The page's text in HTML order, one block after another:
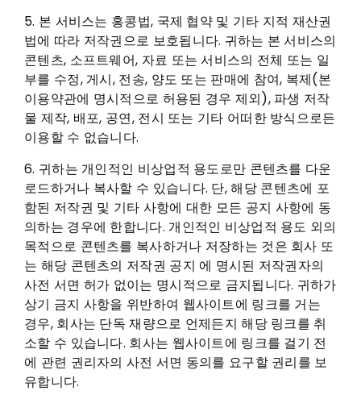
5. 본 서비스는 홍콩법, 국제 협약 및 기타 지적 재산권
법에 따라 저작권으로 보호됩니다. 귀하는 본 서비스의
콘텐츠, 소프트웨어, 자료 또는 서비스의 전체 또는 일
부를 수정, 게시, 전송, 양도 또는 판매에 참여, 복제(본
이용약관에 명시적으로 허용된 경우 제외), 파생 저작
물 제작, 배포, 공연, 전시 또는 기타 어떠한 방식으로든
이용할 수 없습니다.
6. 귀하는 개인적인 비상업적 용도로만 콘텐츠를 다운
로드하거나 복사할 수 있습니다. 단, 해당 콘텐츠에 포
함된 저작권 및 기타 사항에 대한 모든 공지 사항에 동
의하는 경우에 한합니다. 개인적인 비상업적 용도 외의
목적으로 콘텐츠를 복사하거나 저장하는 것은 회사 또
는 해당 콘텐츠의 저작권 공지 에 명시된 저작권자의
사전 서면 허가 없이는 명시적으로 금지됩니다. 귀하가
상기 금지 사항을 위반하여 웹사이트에 링크를 거는
경우, 회사는 단독 재량으로 언제든지 해당 링크를 취
소할 수 있습니다. 회사는 웹사이트에 링크를 걸기 전
에 관련 권리자의 사전 서면 동의를 요구할 권리를 보
유합니다.